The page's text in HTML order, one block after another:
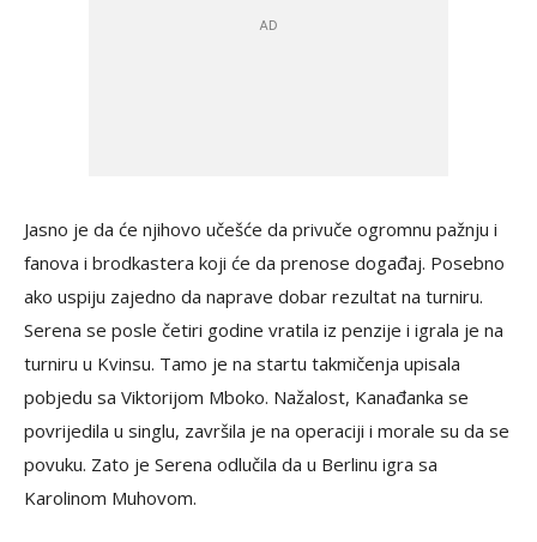
Jasno je da će njihovo učešće da privuče ogromnu pažnju i
fanova i brodkastera koji će da prenose događaj. Posebno
ako uspiju zajedno da naprave dobar rezultat na turniru.
Serena se posle četiri godine vratila iz penzije i igrala je na
turniru u Kvinsu. Tamo je na startu takmičenja upisala
pobjedu sa Viktorijom Mboko. Nažalost, Kanađanka se
povrijedila u singlu, završila je na operaciji i morale su da se
povuku. Zato je Serena odlučila da u Berlinu igra sa
Karolinom Muhovom.